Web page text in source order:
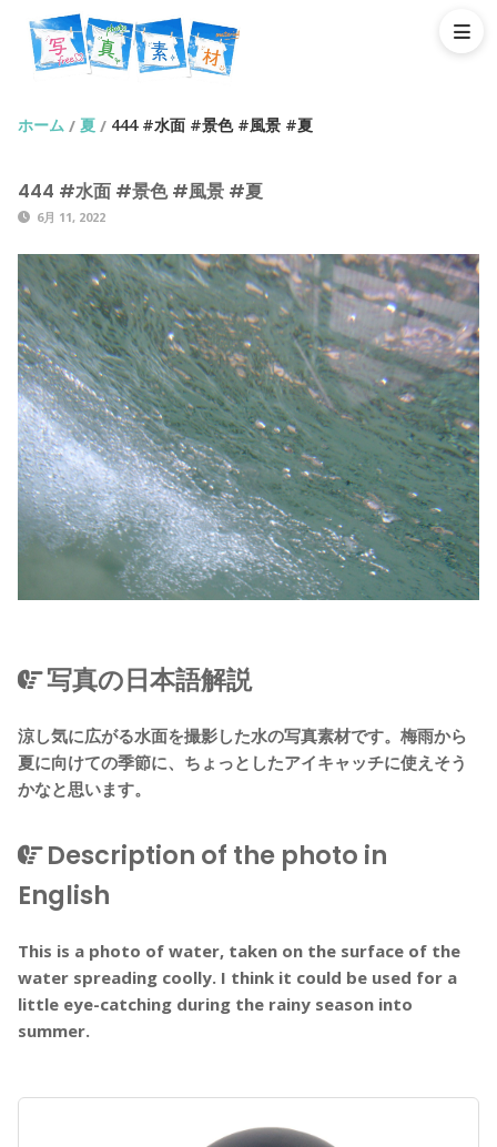
ホーム / 夏 / 444 #水面 #景色 #風景 #夏
444 #水面 #景色 #風景 #夏
6月 11, 2022
写真の日本語解説
涼し気に広がる水面を撮影した水の写真素材です。梅雨から
夏に向けての季節に、ちょっとしたアイキャッチに使えそう
かなと思います。
Description of the photo in
English
This is a photo of water, taken on the surface of the
water spreading coolly. I think it could be used for a
little eye-catching during the rainy season into
summer.